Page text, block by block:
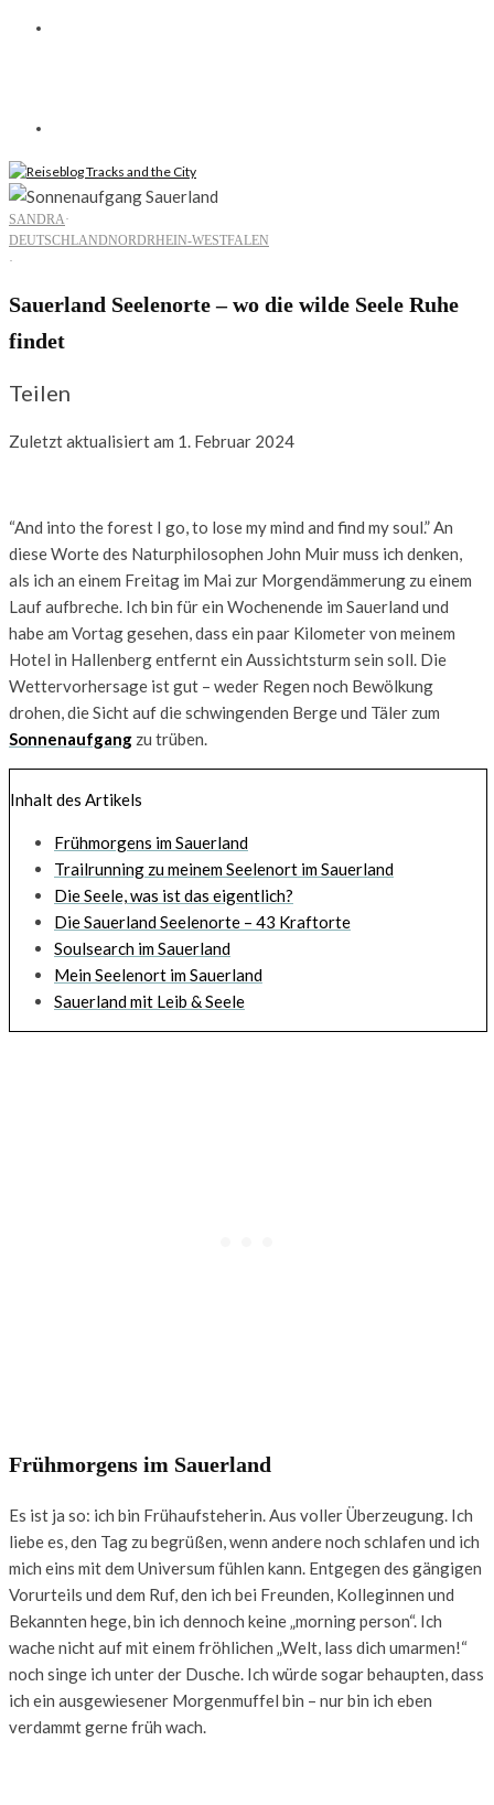
SANDRA·
DEUTSCHLANDNORDRHEIN-WESTFALEN
·
Sauerland Seelenorte – wo die wilde Seele Ruhe
findet
Teilen
Zuletzt aktualisiert am 1. Februar 2024
“And into the forest I go, to lose my mind and find my soul.” An
diese Worte des Naturphilosophen John Muir muss ich denken,
als ich an einem Freitag im Mai zur Morgendämmerung zu einem
Lauf aufbreche. Ich bin für ein Wochenende im Sauerland und
habe am Vortag gesehen, dass ein paar Kilometer von meinem
Hotel in Hallenberg entfernt ein Aussichtsturm sein soll. Die
Wettervorhersage ist gut – weder Regen noch Bewölkung
drohen, die Sicht auf die schwingenden Berge und Täler zum
Sonnenaufgang zu trüben.
Inhalt des Artikels
Frühmorgens im Sauerland
Trailrunning zu meinem Seelenort im Sauerland
Die Seele, was ist das eigentlich?
Die Sauerland Seelenorte – 43 Kraftorte
Soulsearch im Sauerland
Mein Seelenort im Sauerland
Sauerland mit Leib & Seele
Frühmorgens im Sauerland
Es ist ja so: ich bin Frühaufsteherin. Aus voller Überzeugung. Ich
liebe es, den Tag zu begrüßen, wenn andere noch schlafen und ich
mich eins mit dem Universum fühlen kann. Entgegen des gängigen
Vorurteils und dem Ruf, den ich bei Freunden, Kolleginnen und
Bekannten hege, bin ich dennoch keine „morning person“. Ich
wache nicht auf mit einem fröhlichen „Welt, lass dich umarmen!“
noch singe ich unter der Dusche. Ich würde sogar behaupten, dass
ich ein ausgewiesener Morgenmuffel bin – nur bin ich eben
verdammt gerne früh wach.